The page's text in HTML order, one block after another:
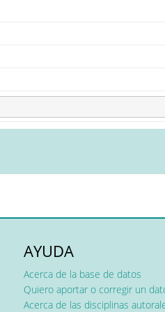
AYUDA
Acerca de la base de datos
Quiero aportar o corregir un
Acerca de las disciplinas